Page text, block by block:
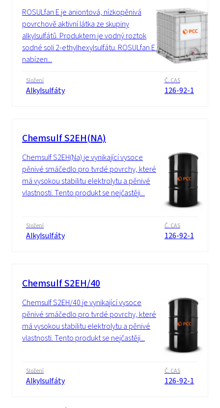
ROSULfan E je aniontová, nízkopěnivá
povrchově aktivní látka ze skupiny
alkylsulfátů. Produktem je vodný roztok
sodné soli 2-ethylhexylsulfátu. ROSULfan E je
nabízen...
Složení
Alkylsulfáty
Č. CAS
126-92-1
Chemsulf S2EH(NA)
Chemsulf S2EH(Na) je vynikající vysoce
pěnivé smáčedlo pro tvrdé povrchy, které
má vysokou stabilitu elektrolytu a pěnivé
vlastnosti. Tento produkt se nejčastěji...
Složení
Alkylsulfáty
Č. CAS
126-92-1
Chemsulf S2EH/40
Chemsulf S2EH/40 je vynikající vysoce
pěnivé smáčedlo pro tvrdé povrchy, které
má vysokou stabilitu elektrolytu a pěnivé
vlastnosti. Tento produkt se nejčastěji...
Složení
Alkylsulfáty
Č. CAS
126-92-1